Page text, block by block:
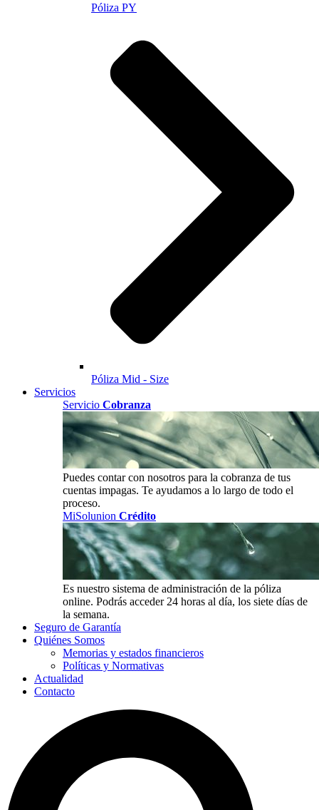
Póliza PY
Póliza Mid - Size
Servicios
Servicio Cobranza
Puedes contar con nosotros para la cobranza de tus
cuentas impagas. Te ayudamos a lo largo de todo el
proceso.
MiSolunion Crédito
Es nuestro sistema de administración de la póliza
online. Podrás acceder 24 horas al día, los siete días de
la semana.
Seguro de Garantía
Quiénes Somos
Memorias y estados financieros
Políticas y Normativas
Actualidad
Contacto